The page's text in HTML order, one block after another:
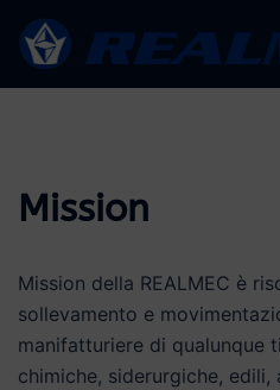
contenuto
Mission
Mission della REALMEC è
sollevamento e
manifatturiere di qualunque
chimiche, siderurgiche, edili,